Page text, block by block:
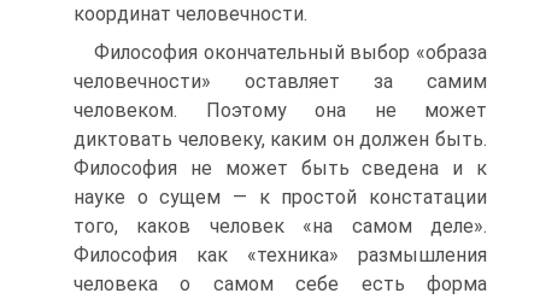
координат человечности.
Философия окончательный выбор «образа
человечности» оставляет за самим
человеком. Поэтому она не может
диктовать человеку, каким он должен быть.
Философия не может быть сведена и к
науке о сущем — к простой констатации
того, каков человек «на самом деле».
Философия как «техника» размышления
человека о самом себе есть форма